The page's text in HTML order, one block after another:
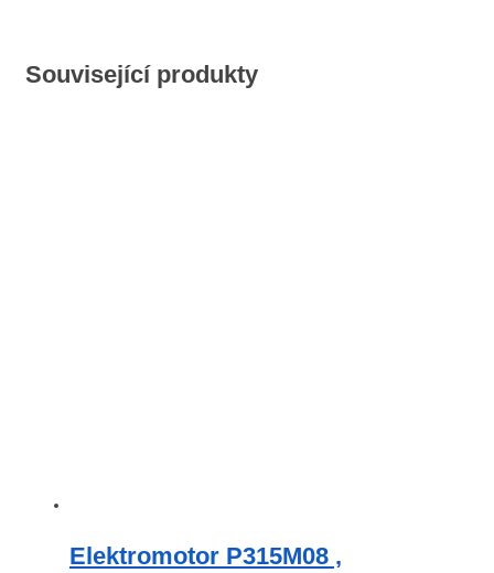
Související produkty
Elektromotor P315M08 ,